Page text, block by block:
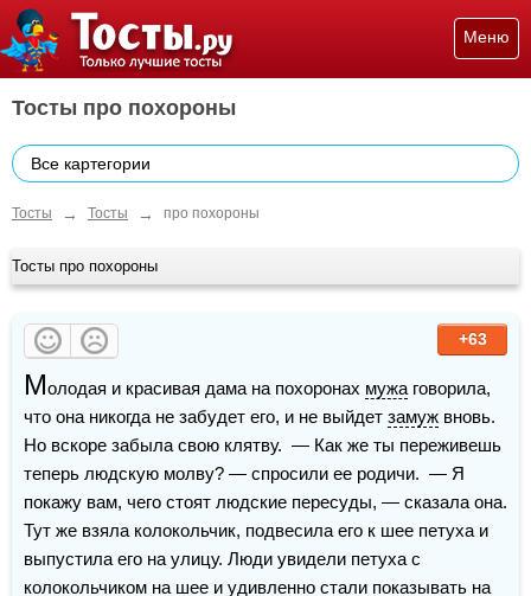
Меню
Тосты про похороны
Все картегории
Тосты → Тосты → про похороны
Тосты про похороны
+63
Молодая и красивая дама на похоронах мужа говорила,
что она никогда не забудет его, и не выйдет замуж вновь.
Но вскоре забыла свою клятву.  — Как же ты переживешь
теперь людскую молву? — спросили ее родичи.  — Я
покажу вам, чего стоят людские пересуды, — сказала она.
Тут же взяла колокольчик, подвесила его к шее петуха и
выпустила его на улицу. Люди увидели петуха с
колокольчиком на шее и удивленно стали показывать на